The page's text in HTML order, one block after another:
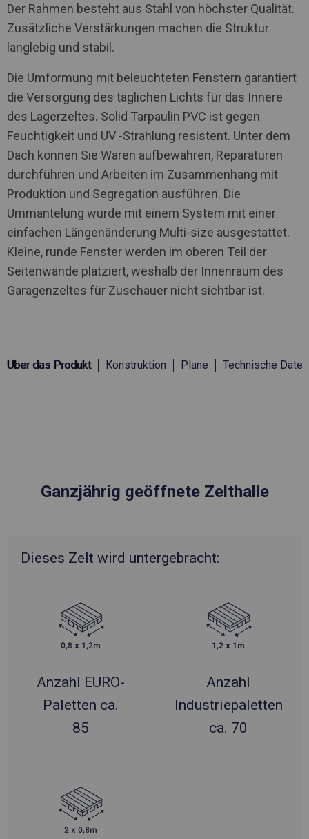
Der Rahmen besteht aus Stahl von höchster Qualität.
Zusätzliche Verstärkungen machen die Struktur
langlebig und stabil.
Die Umformung mit beleuchteten Fenstern garantiert
die Versorgung des täglichen Lichts für das Innere
des Lagerzeltes. Solid Tarpaulin PVC ist gegen
Feuchtigkeit und UV -Strahlung resistent. Unter dem
Dach können Sie Waren aufbewahren, Reparaturen
durchführen und Arbeiten im Zusammenhang mit
Produktion und Segregation ausführen. Die
Ummantelung wurde mit einem System mit einer
einfachen Längenänderung Multi-size ausgestattet.
Kleine, runde Fenster werden im oberen Teil der
Seitenwände platziert, weshalb der Innenraum des
Garagenzeltes für Zuschauer nicht sichtbar ist.
Über das Produkt Konstruktion Plane Technische Daten
Ganzjährig geöffnete Zelthalle
Dieses Zelt wird untergebracht:
Anzahl EURO-
Paletten ca.
85
Anzahl
Industriepaletten
ca. 70